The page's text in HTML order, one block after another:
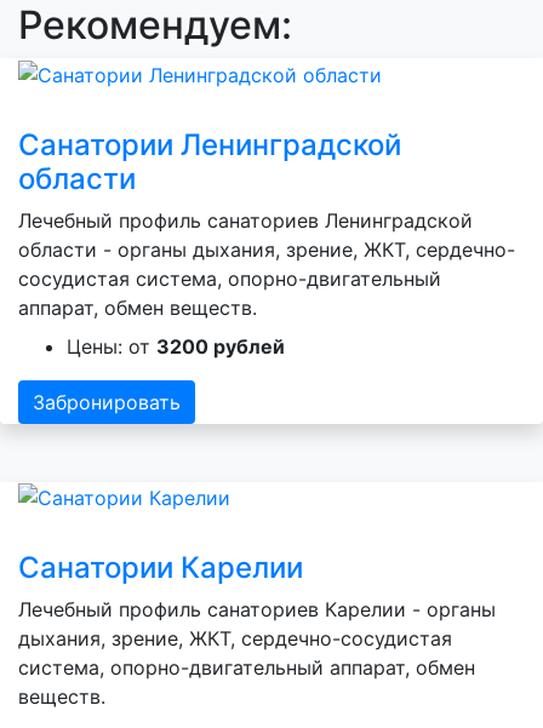
Рекомендуем:
Санатории Ленинградской
области
Лечебный профиль санаториев Ленинградской
области - органы дыхания, зрение, ЖКТ, сердечно-
сосудистая система, опорно-двигательный
аппарат, обмен веществ.
Цены: от 3200 рублей
Забронировать
Санатории Карелии
Лечебный профиль санаториев Карелии - органы
дыхания, зрение, ЖКТ, сердечно-сосудистая
система, опорно-двигательный аппарат, обмен
веществ.